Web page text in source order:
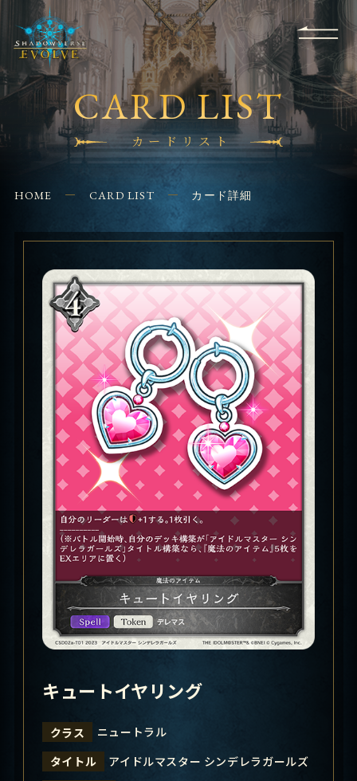
Q&A
EVENT SHOPS
FOR
BEGINNERS
APPLICATION
CONTACT
CARD LIST
カードリスト
HOME CARD LIST カード詳細
キュートイヤリング
クラス
ニュートラル
タイトル
アイドルマスター シンデレラガールズ